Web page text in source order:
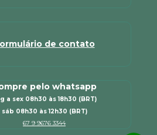
de contato
pelo whatsapp
a sex 08h30 às 18h30 (BRT)
sáb 08h30 às 12h30 (BRT)
67 9 9676 3344